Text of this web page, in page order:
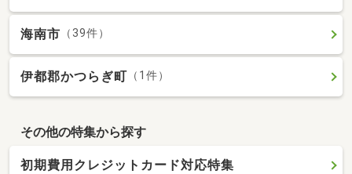
海南市 （39件）
伊都郡かつらぎ町 （1件）
その他の特集から探す
初期費用クレジットカード対応特集